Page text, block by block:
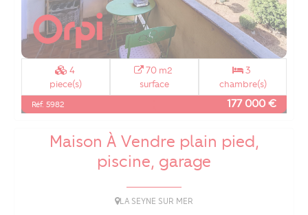
4
piece(s)
70 m2
surface
3
chambre(s)
Réf. 5982 177 000 €
Maison À Vendre plain pied,
piscine, garage
LA SEYNE SUR MER